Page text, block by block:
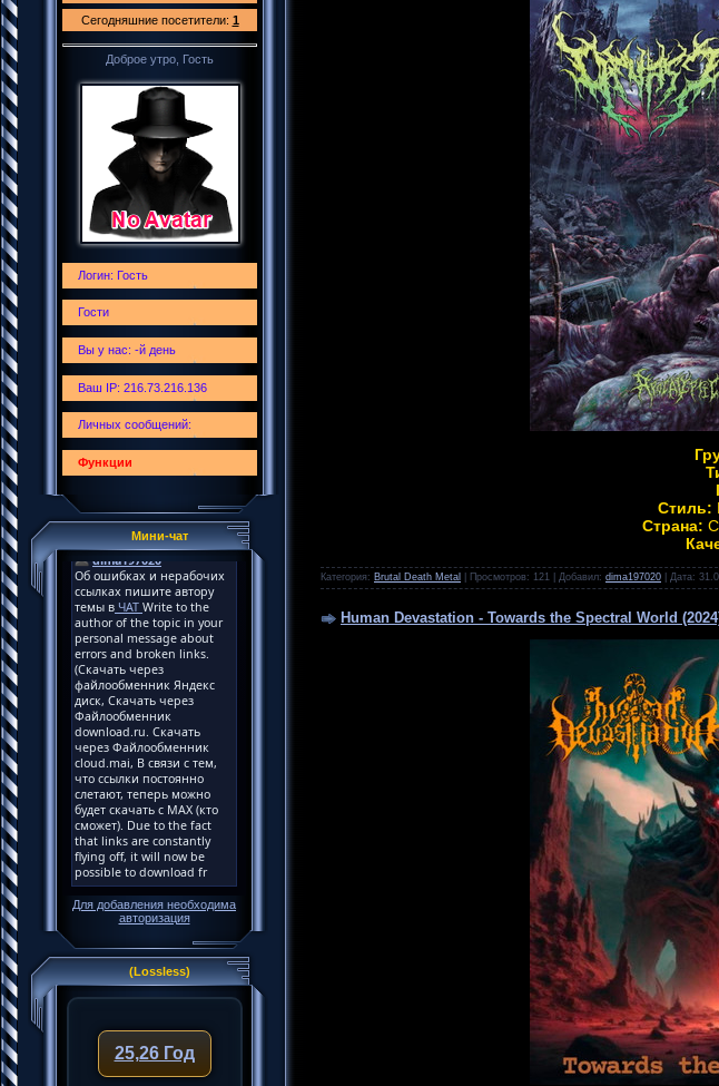
Сегодняшние посетители: 1
Доброе утро, Гость
Логин: Гость
Гости
Вы у нас: -й день
Ваш IP: 216.73.216.136
Личных сообщений:
Функции
Мини-чат
Для добавления необходима
авторизация
(Lossless)
25,26 Год
Стиль:
Страна:
Категория: Brutal Death Metal Просмотров: 121 Добавил: dima197020 Дата:
Human Devastation - Towards the Spectral World